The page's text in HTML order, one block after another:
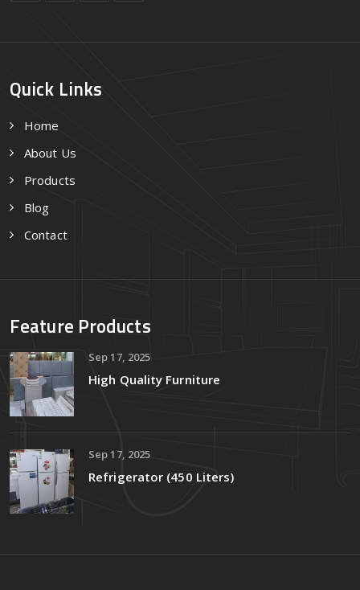
Quick Links
Home
About Us
Products
Blog
Contact
Feature Products
Sep 17, 2025
High Quality Furniture
Sep 17, 2025
Refrigerator (450 Liters)